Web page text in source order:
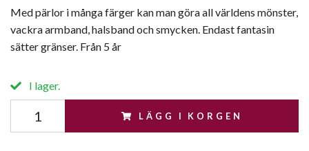
Med pärlor i många färger kan man göra all världens mönster,
vackra armband, halsband och smycken. Endast fantasin
sätter gränser. Från 5 år
I lager.
LÄGG I KORGEN